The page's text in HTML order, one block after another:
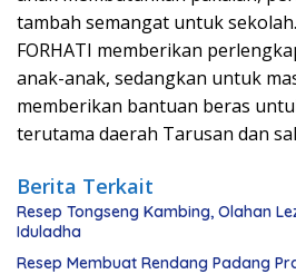
tambah semangat untuk
FORHATI memberikan
anak-anak, sedangkan untuk
memberikan bantuan beras
terutama daerah Tarusan dan
Berita Terkait
Resep Tongseng Kambing, Olahan
Iduladha
Resep Membuat Rendang Padang